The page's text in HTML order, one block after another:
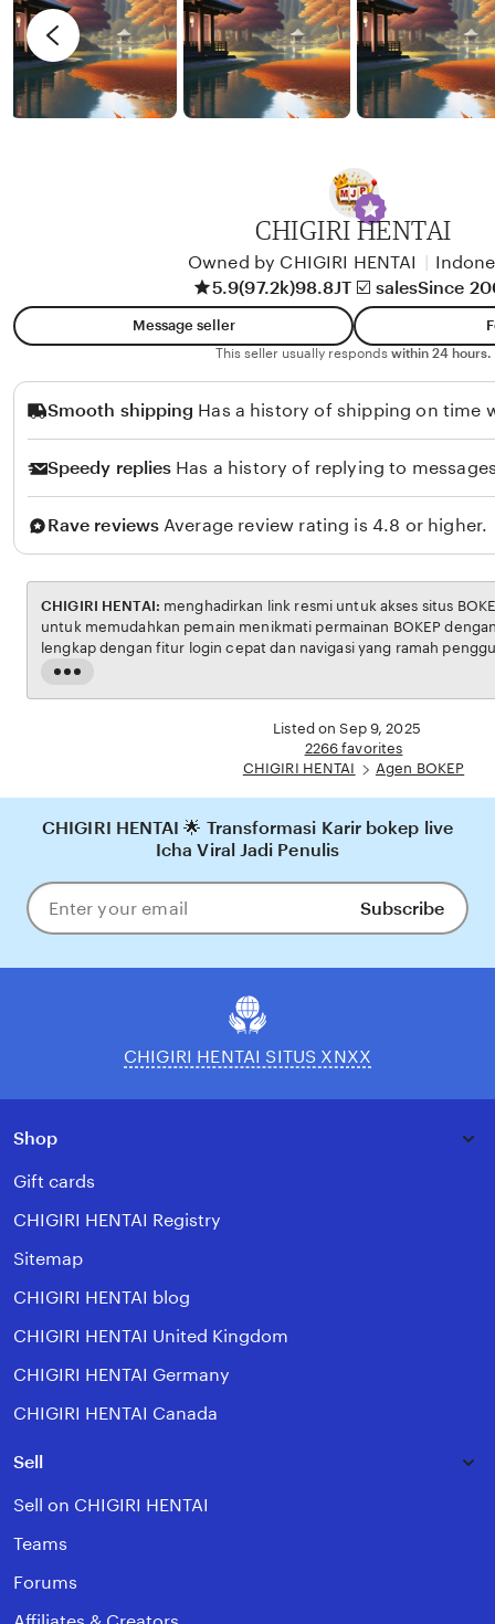
e
n
d
y
i
e
w
l
o
CHIGIRI HENTAI
Owned by CHIGIRI HENTAI
5.9(97.2k)98.8JT ☑️ salesSince
Message seller
This seller usually responds within 24 hours.
Smooth shipping Has a history of shipping on time
Speedy replies Has a history of replying to
Rave reviews Average review rating is 4.8 or higher.
Read
the
CHIGIRI HENTAI:
untuk memudahkan pemain menikmati permainan BOKEP dengan aman dan transparan,
lengkap dengan fitur login cepat dan navigasi yang ramah pengguna. Setiap transaksi
dijamin aman, sementara update hasil dan informasi permainan selalu tersedia secara real-
Listed on Sep 9, 2025
2266 favorites
CHIGIRI HENTAI
Agen BOKEP
CHIGIRI HENTAI 🌟 Transformasi Karir bokep live
Icha Viral Jadi Penulis
Enter
your
Subscribe
CHIGIRI HENTAI SITUS XNXX
Shop
Gift cards
CHIGIRI HENTAI Registry
Sitemap
CHIGIRI HENTAI blog
CHIGIRI HENTAI United Kingdom
CHIGIRI HENTAI Germany
CHIGIRI HENTAI Canada
Sell
Sell on CHIGIRI HENTAI
Teams
Forums